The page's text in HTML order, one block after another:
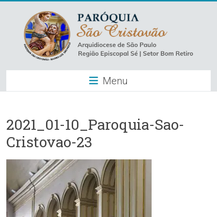
content
Paróquia
São
–
Luz
Arquidiocese
São
Paulo
Menu
2021_01-10_Paroquia-Sao-
Cristovao-23